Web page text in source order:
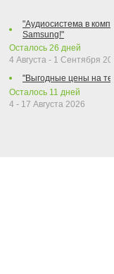
"Аудиосистема в
Samsung!"
Осталось 26 дней
4 Августа - 1 Сентября
"Выгодные цены на
Осталось 11 дней
4 - 17 Августа 2026